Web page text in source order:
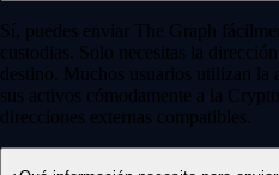
Sí, puedes enviar The Graph
custodias. Solo necesitas la
destino. Muchos usuarios utilizan la
sus activos cómodamente a la
direcciones externas compatibles.